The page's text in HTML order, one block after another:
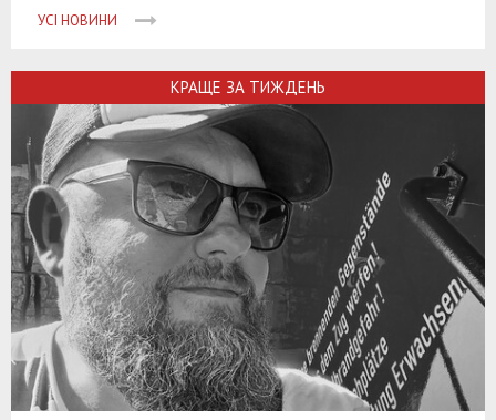
УСІ НОВИНИ
КРАЩЕ ЗА ТИЖДЕНЬ